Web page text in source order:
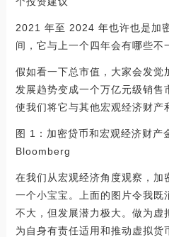
2021 年至 2024 年也许也是加
间，它与上一个四年会有哪些不
假如看一下总市值，大家会发觉
发展趋势变成一个万亿元级销售
使我们将它与其他宏观经济财产
图 1：加密贷币和宏观经济财产
Bloomberg
在我们从宏观经济角度观察，加
一个小宝宝。上面的图片令我既
不大，但发展潜力极大。做为虚
为自身有责任适用和推动虚拟货